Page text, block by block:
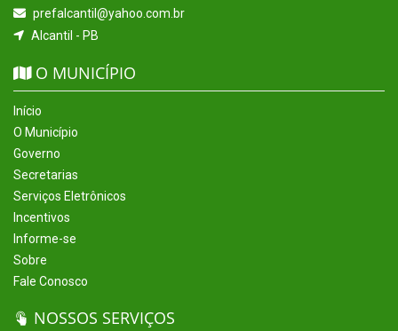
prefalcantil@yahoo.com.br
Alcantil - PB
O MUNICÍPIO
Início
O Município
Governo
Secretarias
Serviços Eletrônicos
Incentivos
Informe-se
Sobre
Fale Conosco
NOSSOS SERVIÇOS